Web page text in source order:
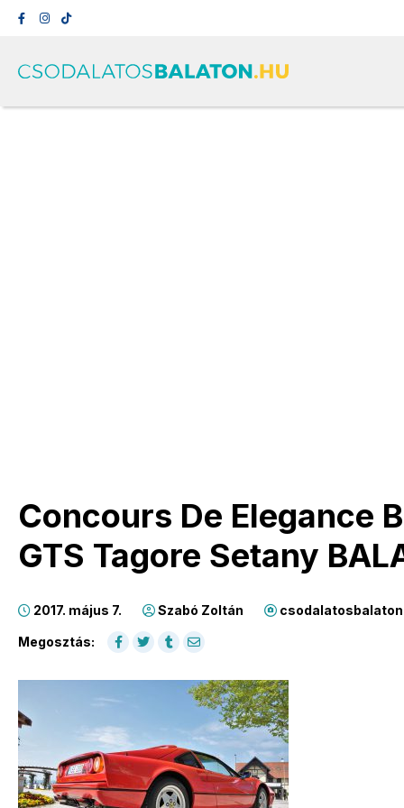
Concours De Elegance
GTS Tagore Setany
2017. május 7. Szabó Zoltán
Megosztás: